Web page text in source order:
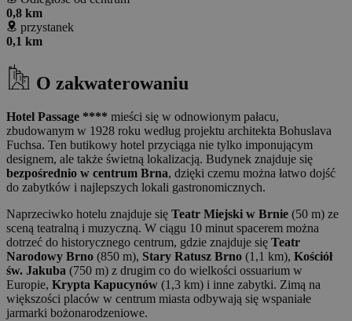
0,8 km
przystanek
0,1 km
O zakwaterowaniu
Hotel Passage **** mieści się w odnowionym pałacu,
zbudowanym w 1928 roku według projektu architekta Bohuslava
Fuchsa. Ten butikowy hotel przyciąga nie tylko imponującym
designem, ale także świetną lokalizacją. Budynek znajduje się
bezpośrednio w centrum Brna, dzięki czemu można łatwo dojść
do zabytków i najlepszych lokali gastronomicznych.
Naprzeciwko hotelu znajduje się Teatr Miejski w Brnie (50 m) ze
sceną teatralną i muzyczną. W ciągu 10 minut spacerem można
dotrzeć do historycznego centrum, gdzie znajduje się Teatr
Narodowy Brno (850 m), Stary Ratusz Brno (1,1 km), Kościół
św. Jakuba (750 m) z drugim co do wielkości ossuarium w
Europie, Krypta Kapucynów (1,3 km) i inne zabytki. Zimą na
większości placów w centrum miasta odbywają się wspaniałe
jarmarki bożonarodzeniowe.